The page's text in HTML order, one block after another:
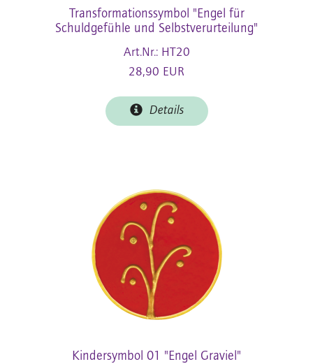
Transformationssymbol "Engel für
Schuldgefühle und Selbstverurteilung"
Art.Nr.: HT20
28,90 EUR
Details
Kindersymbol 01 "Engel Graviel"